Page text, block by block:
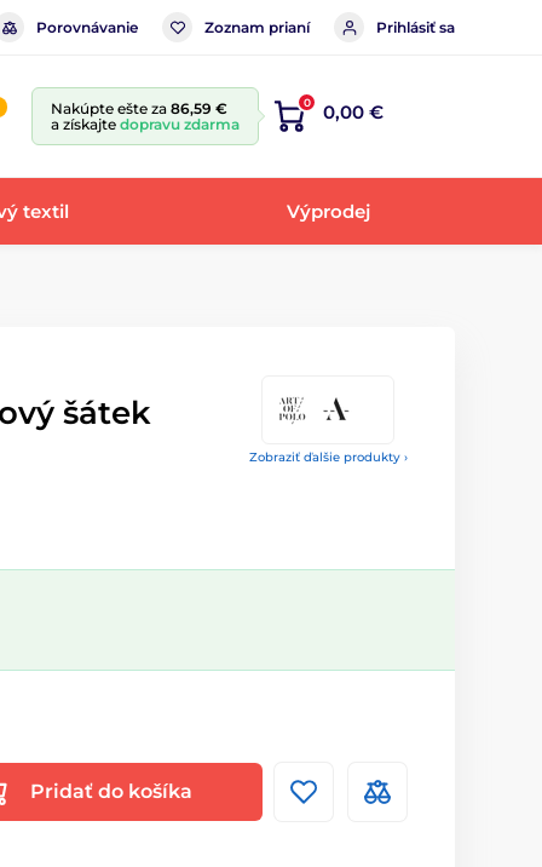
Porovnávanie Zoznam prianí Prihlásiť sa
Nakúpte ešte za 86,59 €
a získajte dopravu zdarma
0 0,00 €
textil Výprodej
Zobraziť ďalšie produkty ›
šátek
Pridať do košíka